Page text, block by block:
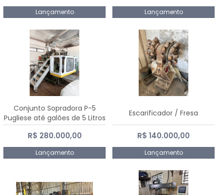
Lançamento Lançamento
Conjunto Sopradora P-5
Pugliese até galões de 5 Litros
R$ 280.000,00
Lançamento
Escarificador / Fresa
R$ 140.000,00
Lançamento